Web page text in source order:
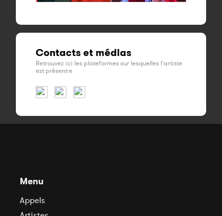
Contacts et médias
Retrouvez ici les plateformes sur lesquelles l'artiste
est présent·e
Menu
Appels